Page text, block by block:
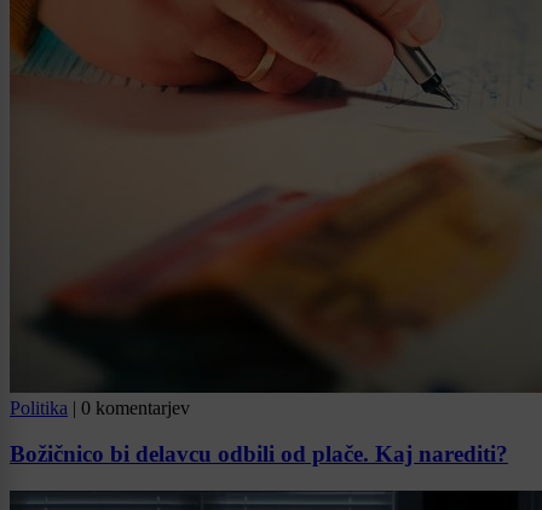
Politika | 0 komentarjev
Božičnico bi delavcu odbili od plače. Kaj narediti?